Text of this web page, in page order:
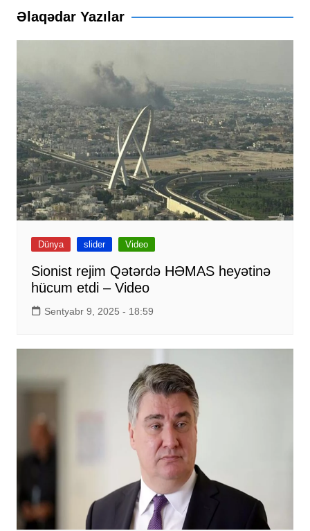
Əlaqədar Yazılar
Dünya slider Video
Sionist rejim Qətərdə HƏMAS heyətinə
hücum etdi – Video
Sentyabr 9, 2025 - 18:59